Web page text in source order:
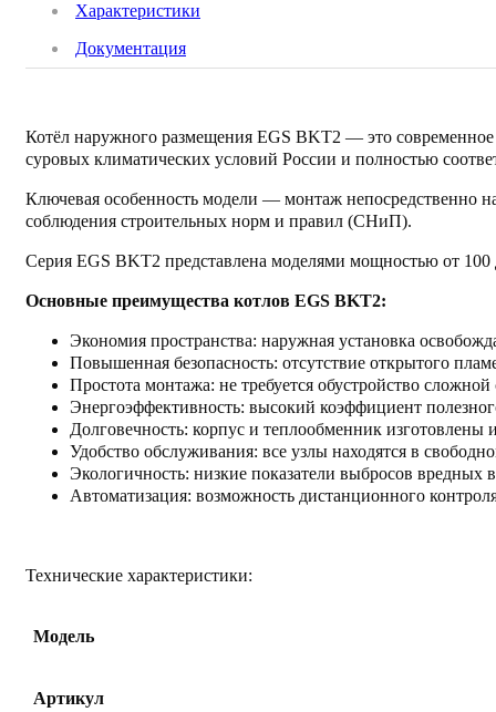
Характеристики
Документация
Котёл наружного размещения EGS BKT2 — это
суровых климатических условий России и полностью
Ключевая особенность модели — монтаж непосредственно
соблюдения строительных норм и правил (СНиП).
Серия EGS BKT2 представлена моделями мощностью от
Основные преимущества котлов EGS BKT2:
Экономия пространства: наружная установка
Повышенная безопасность: отсутствие открытого
Простота монтажа: не требуется обустройство
Энергоэффективность: высокий коэффициент
Долговечность: корпус и теплообменник
Удобство обслуживания: все узлы находятся в
Экологичность: низкие показатели выбросов
Автоматизация: возможность дистанционного
Технические характеристики:
Модель
Артикул